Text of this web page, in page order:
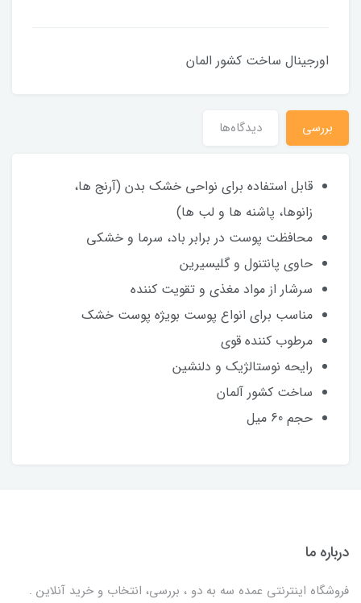
اورجینال ساخت کشور المان
بررسی دیدگاه‌ها
قابل استفاده برای نواحی خشک بدن (آرنج ها،
زانوها، پاشنه ها و لب ها)
محافظت پوست در برابر باد، سرما و خشکی
حاوی پانتنول و گلیسیرین
سرشار از مواد مغذی و تقویت کننده
مناسب برای انواع پوست بویژه پوست خشک
مرطوب کننده قوی
رایحه نوستالژیک و دلنشین
ساخت کشور آلمان
حجم 60 میل
درباره ما
فروشگاه اینترنتی عمده سه به دو ، بررسی، انتخاب و خرید آنلاین .